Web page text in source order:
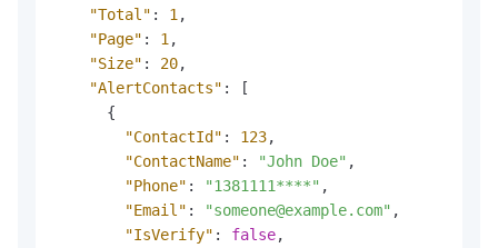
"Total" : 1 ,
"Page" : 1 ,
"Size" : 20,
"AlertContacts" :
[
{
"ContactId" : 123,
"ContactName" : "John Doe" ,
"Phone" : "1381111****" ,
"Email" : "someone@example.com" ,
"IsVerify" : false,